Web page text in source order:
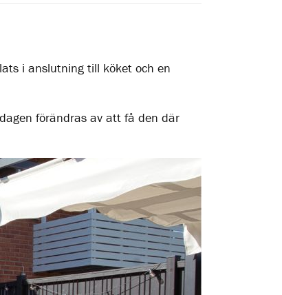
i anslutning till köket och en
förändras av att få den där